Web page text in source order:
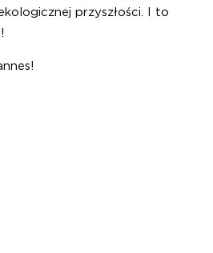
przyszłości. I to